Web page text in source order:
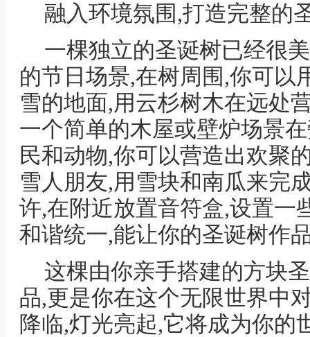
融入环境氛围,打造完整的
一棵独立的圣诞树已经很
的节日场景,在树周围,你可以
雪的地面,用云杉树木在远处
一个简单的木屋或壁炉场景
民和动物,你可以营造出欢聚
雪人朋友,用雪块和南瓜来完
许,在附近放置音符盒,设置一
和谐统一,能让你的圣诞树作
这棵由你亲手搭建的方块
品,更是你在这个无限世界中
降临,灯光亮起,它将成为你的